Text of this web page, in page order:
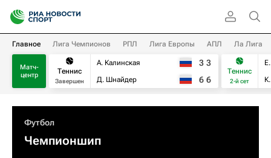
Главное Лига Чемпионов РПЛ Лига Европы АПЛ Ла Лига
Матч-
центр
Теннис
Завершен
А. Калинская
Д. Шнайдер
3 3
6 6
Теннис
2-й сет
Футбол
Чемпионшип